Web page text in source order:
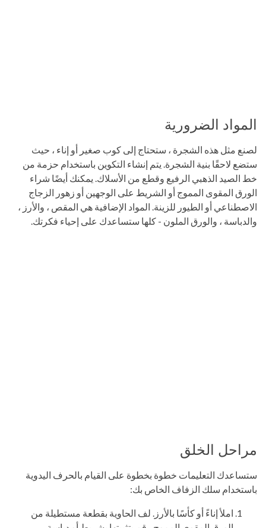
المواد الضرورية
لصنع مثل هذه الشجرة ، ستحتاج إلى كوب صغير أو إناء ، حيث
ستضع لاحقًا بنية الشجرة. يتم إنشاء التكوين باستخدام حزمة من
خط الصيد الذهبي الرفيع وقطع من الأسلاك. يمكنك أيضًا شراء
الورق المقوى المموج أو الشريط على الوجهين أو زهور الزجاج
الاصطناعي أو الطيور للزينة. المواد الإضافية هي المقص ، والأرز ،
والدباسة ، والورق الملون - كلها ستساعدك على إحياء فكرتك.
مراحل الخلق
ستساعدك التعليمات خطوة بخطوة على القيام بالحرف اليدوية
باستخدام سلك الزفاف الخاص بك:
املأ إناءً أو كأسًا بالأرز. لف الحاوية بقطعة مستطيلة من